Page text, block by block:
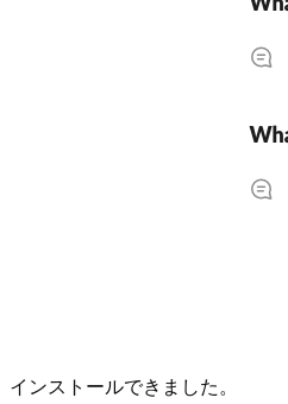
インストールできました。